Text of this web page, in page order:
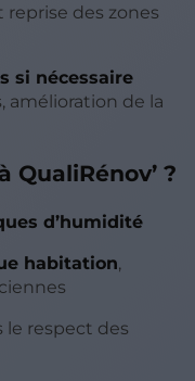
des zones
si nécessaire
amélioration de la
?
d’humidité
habitation,
le respect des